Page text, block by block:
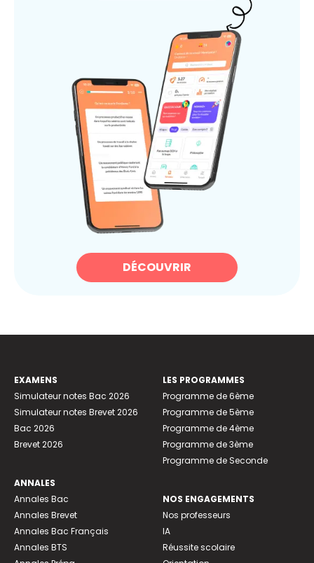
DÉCOUVRIR
EXAMENS
Simulateur notes Bac 2026
Simulateur notes Brevet 2026
Bac 2026
Brevet 2026
ANNALES
Annales Bac
Annales Brevet
Annales Bac Français
Annales BTS
LES PROGRAMMES
Programme de 6ème
Programme de 5ème
Programme de 4ème
Programme de 3ème
Programme de Seconde
NOS ENGAGEMENTS
Nos professeurs
IA
Réussite scolaire